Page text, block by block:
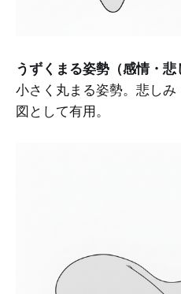
うずくまる姿勢（感情・悲
小さく丸まる姿勢。悲し
図として有用。